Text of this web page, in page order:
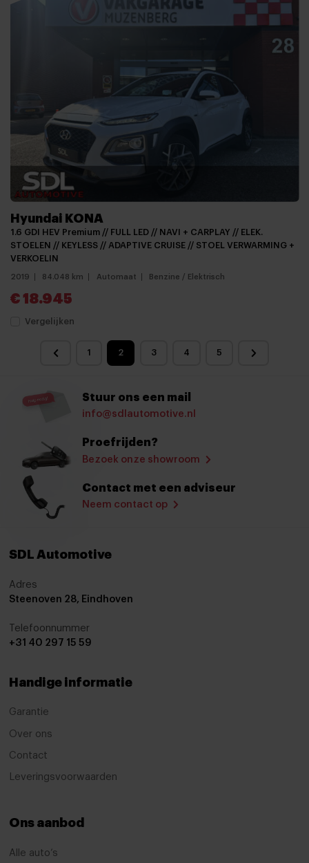
Hyundai KONA
1.6 GDI HEV Premium // FULL LED // NAVI + CARPLAY // ELEK.
STOELEN // KEYLESS // ADAPTIVE CRUISE // STOEL VERWARMING +
VERKOELIN
2019 84.048 km Automaat Benzine / Elektrisch
€ 18.945
Vergelijken
1 2 3 4 5
Stuur ons een mail
info@sdlautomotive.nl
Proefrijden?
Bezoek onze showroom
Contact met een adviseur
Neem contact op
SDL Automotive
Adres
Steenoven 28, Eindhoven
Telefoonnummer
+31 40 297 15 59
Handige informatie
Garantie
Over ons
Contact
Leveringsvoorwaarden
Ons aanbod
Alle auto’s